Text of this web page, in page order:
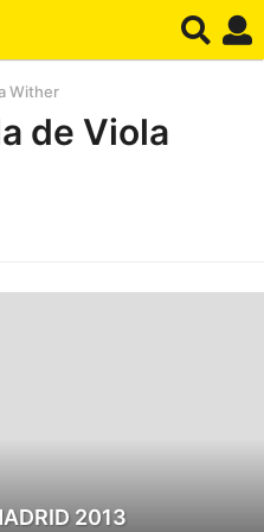
Wither
de Viola
2013